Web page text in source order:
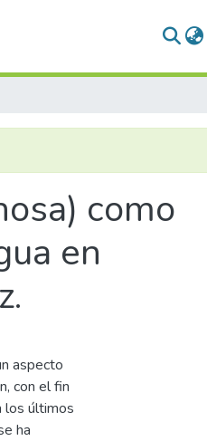
como
en
aspecto
con el fin
los últimos
ha